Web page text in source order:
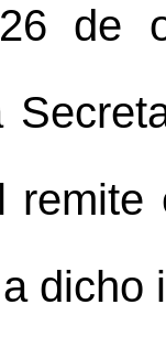
de
remite
dicho